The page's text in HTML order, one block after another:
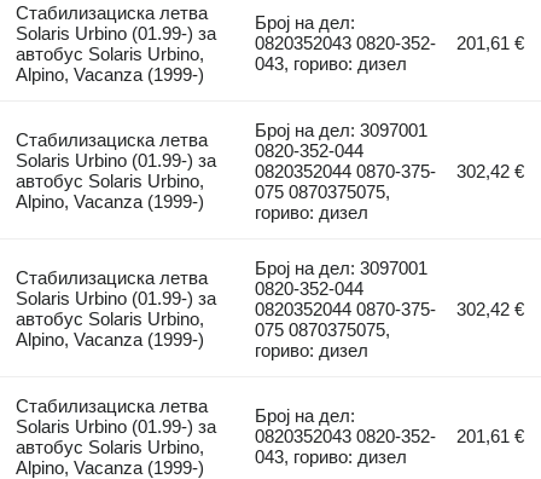
Стабилизациска летва
Solaris Urbino (01.99-) за
автобус Solaris Urbino,
Alpino, Vacanza (1999-)
Број на дел:
0820352043 0820-352-
043, гориво: дизел
201,61 €
Стабилизациска летва
Solaris Urbino (01.99-) за
автобус Solaris Urbino,
Alpino, Vacanza (1999-)
Број на дел: 3097001
0820-352-044
0820352044 0870-375-
075 0870375075,
гориво: дизел
302,42 €
Стабилизациска летва
Solaris Urbino (01.99-) за
автобус Solaris Urbino,
Alpino, Vacanza (1999-)
Број на дел: 3097001
0820-352-044
0820352044 0870-375-
075 0870375075,
гориво: дизел
302,42 €
Стабилизациска летва
Solaris Urbino (01.99-) за
автобус Solaris Urbino,
Alpino, Vacanza (1999-)
Број на дел:
0820352043 0820-352-
043, гориво: дизел
201,61 €